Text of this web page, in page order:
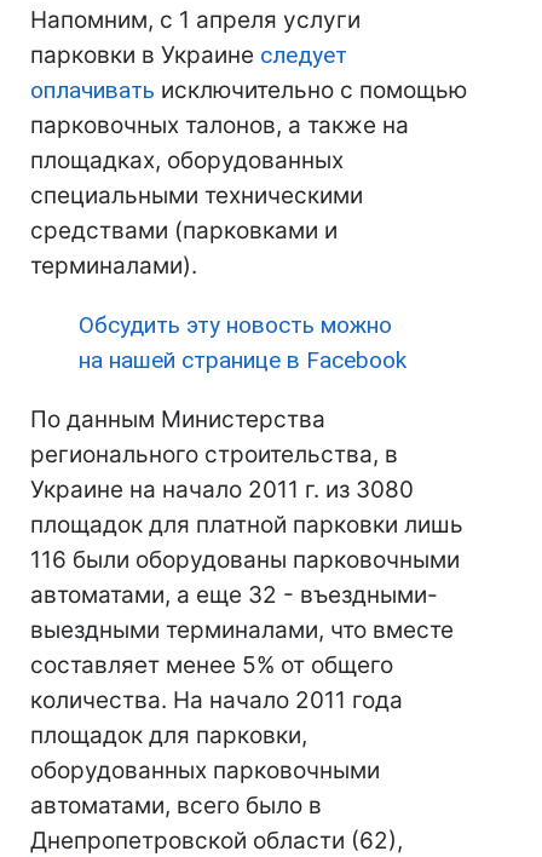
Напомним, с 1 апреля услуги
парковки в Украине следует
оплачивать исключительно с помощью
парковочных талонов, а также на
площадках, оборудованных
специальными техническими
средствами (парковками и
терминалами).
Обсудить эту новость можно
на нашей странице в Facebook
По данным Министерства
регионального строительства, в
Украине на начало 2011 г. из 3080
площадок для платной парковки лишь
116 были оборудованы парковочными
автоматами, а еще 32 - въездными-
выездными терминалами, что вместе
составляет менее 5% от общего
количества. На начало 2011 года
площадок для парковки,
оборудованных парковочными
автоматами, всего было в
Днепропетровской области (62),